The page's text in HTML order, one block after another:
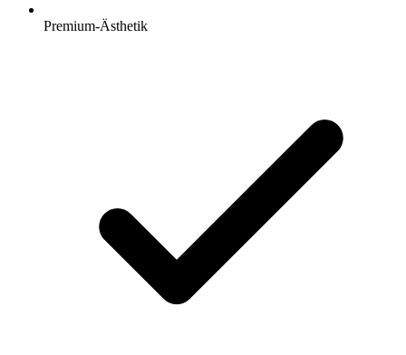
Premium-Ästhetik